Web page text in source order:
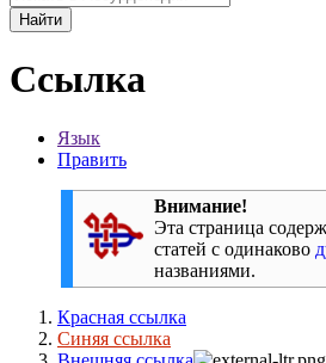
Найти
Ссылка
Язык
Править
Внимание!
Эта страница
статей с одинаково
названиями.
Красная ссылка
Синяя ссылка